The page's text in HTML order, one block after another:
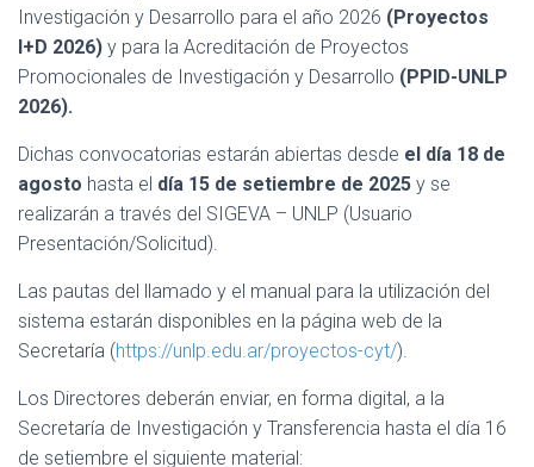
Investigación y Desarrollo para el año 2026 (Proyectos
I+D 2026) y para la Acreditación de Proyectos
Promocionales de Investigación y Desarrollo (PPID-UNLP
2026).
Dichas convocatorias estarán abiertas desde el día 18 de
agosto hasta el día 15 de setiembre de 2025 y se
realizarán a través del SIGEVA – UNLP (Usuario
Presentación/Solicitud).
Las pautas del llamado y el manual para la utilización del
sistema estarán disponibles en la página web de la
Secretaría (https://unlp.edu.ar/proyectos-cyt/).
Los Directores deberán enviar, en forma digital, a la
Secretaría de Investigación y Transferencia hasta el día 16
de setiembre el siguiente material: